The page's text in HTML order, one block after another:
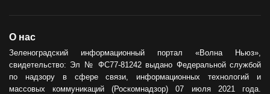
О нас
Зеленоградский информационный портал «Волна Ньюз»,
свидетельство: Эл № ФС77-81242 выдано Федеральной службой
по надзору в сфере связи, информационных технологий и
массовых коммуникаций (Роскомнадзор) 07 июля 2021 года.